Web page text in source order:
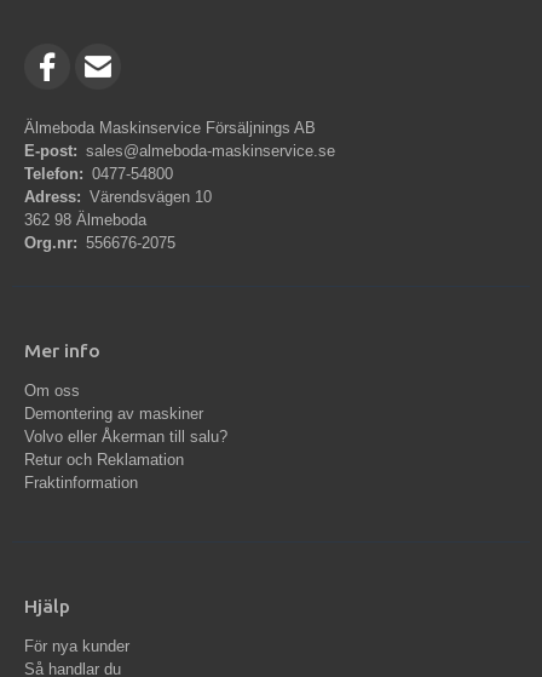
Älmeboda Maskinservice Försäljnings AB
E-post: sales@almeboda-maskinservice.se
Telefon: 0477-54800
Adress: Värendsvägen 10
362 98 Älmeboda
Org.nr: 556676-2075
Mer info
Om oss
Demontering av maskiner
Volvo eller Åkerman till salu?
Retur och Reklamation
Fraktinformation
Hjälp
För nya kunder
Så handlar du